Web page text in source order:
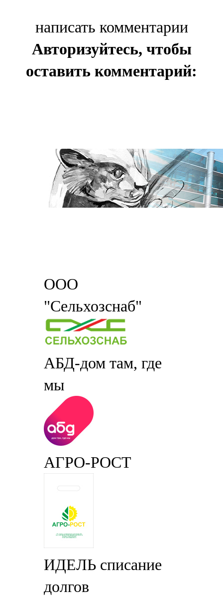
написать комментарии
Авторизуйтесь, чтобы
оставить комментарий:
ООО
"Сельхозснаб"
АБД-дом там, где
мы
АГРО-РОСТ
ИДЕЛЬ списание
долгов